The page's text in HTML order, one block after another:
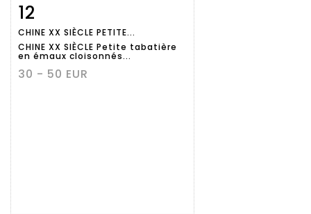
détaillée
12
CHINE XX SIÈCLE PETITE...
CHINE XX SIÈCLE Petite tabatière
en émaux cloisonnés...
30 - 50 EUR